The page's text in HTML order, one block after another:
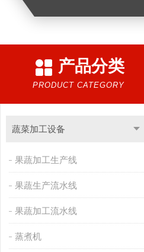
产品分类
PRODUCT CATEGORY
蔬菜加工设备
果蔬加工生产线
果蔬生产流水线
果蔬加工流水线
蒸煮机